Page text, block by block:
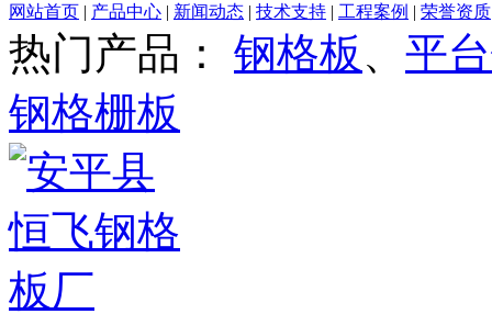
网站首页 | 产品中心 | 新闻动态 | 技术支持 | 工程案例 | 荣誉资质
热门产品： 钢格板 、 平
钢格栅板